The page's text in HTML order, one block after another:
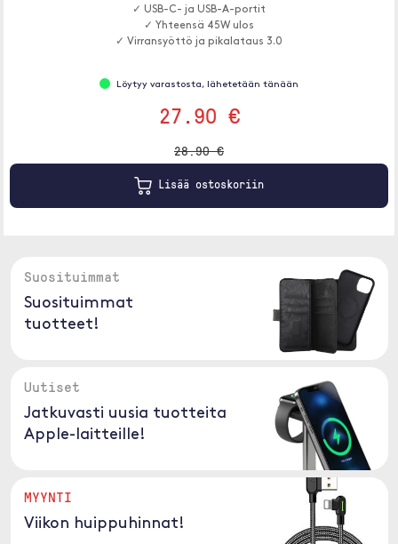
✓ USB-C- ja USB-A-portit
✓ Yhteensä 45W ulos
✓ Virransyöttö ja pikalataus 3.0
Löytyy varastosta, lähetetään tänään
27.90 €
28.90 €
Lisää ostoskoriin
Suosituimmat
Suosituimmat
tuotteet!
Uutiset
Jatkuvasti uusia tuotteita
Apple-laitteille!
MYYNTI
Viikon huippuhinnat!